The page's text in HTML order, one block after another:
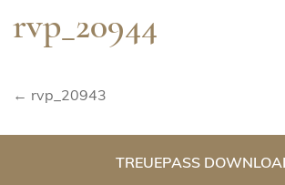
rvp_20944
Beitragsnavigation
← rvp_20943
TREUEPASS